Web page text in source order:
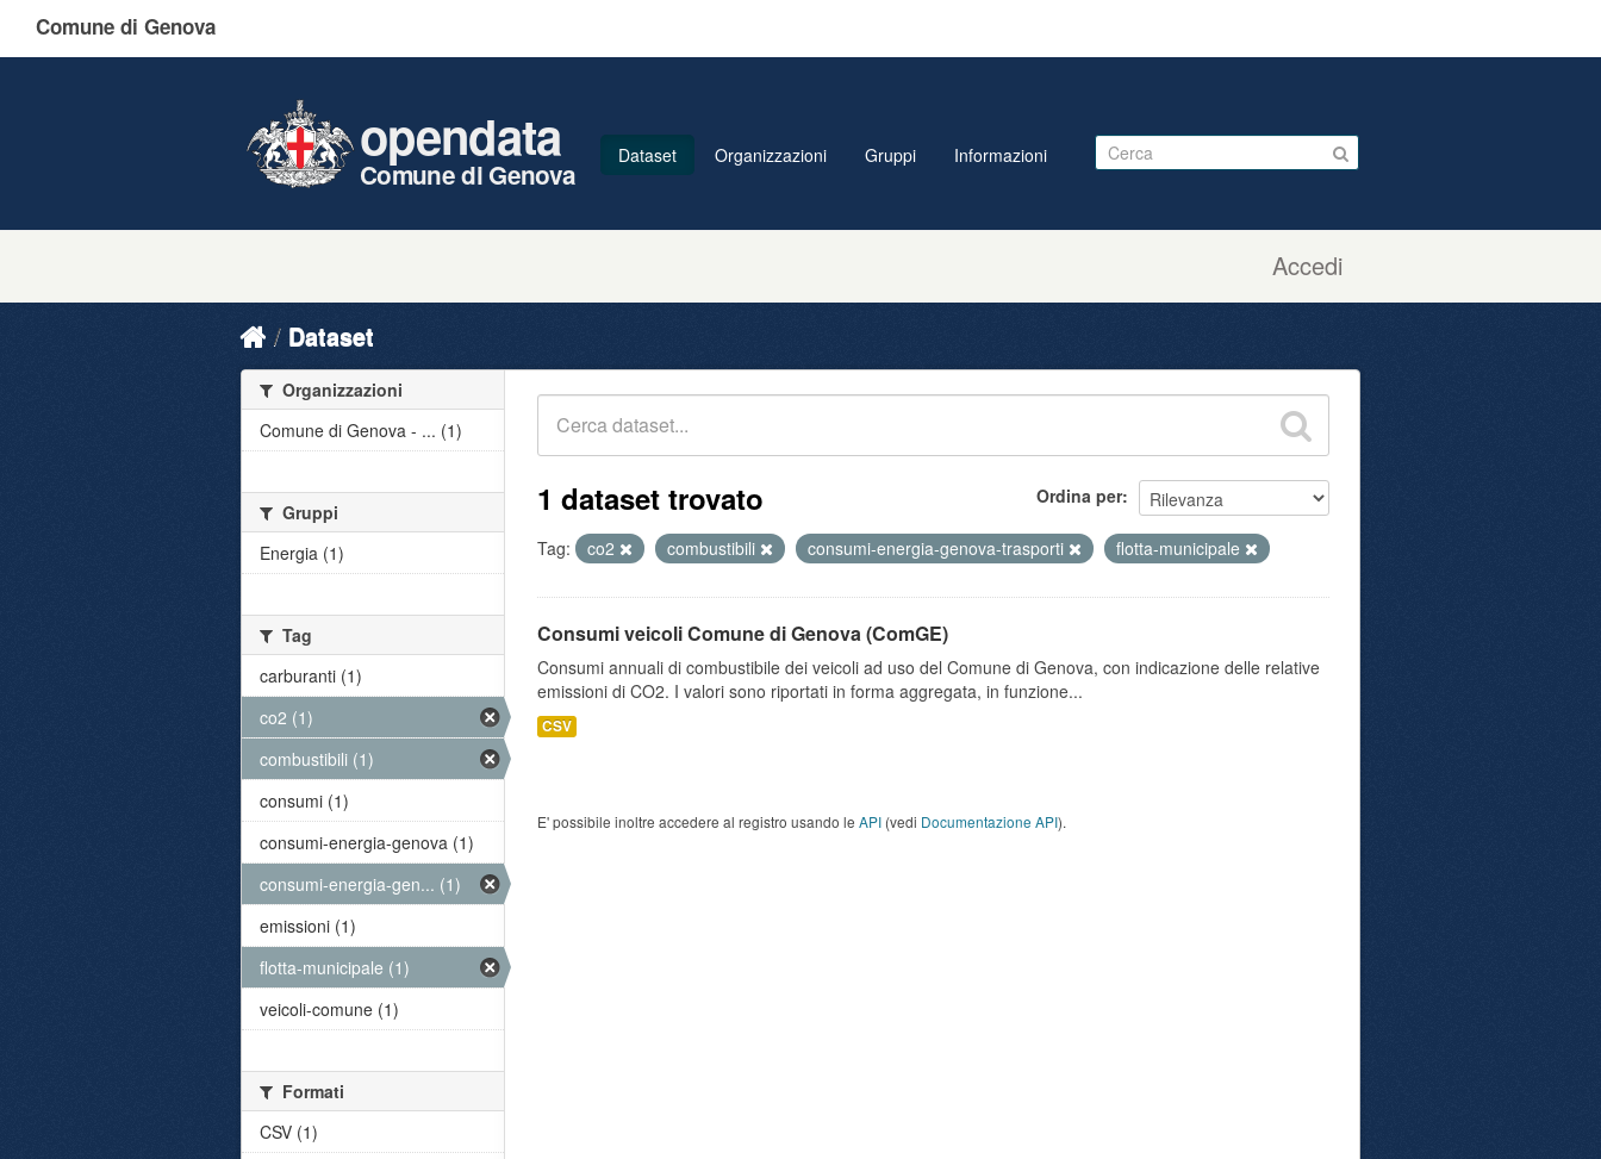
Comune di Genova
Accedi
opendata
Comune di Genova
Dataset Organizzazioni Gruppi Informazioni
Dataset
Ordina per
1 dataset trovato
Tag: co2 combustibili consumi-energia-genova-trasporti flotta-municipale
Consumi veicoli Comune di Genova (ComGE)
Consumi annuali di combustibile dei veicoli ad uso del Comune di Genova, con indicazione delle relative
emissioni di CO2. I valori sono riportati in forma aggregata, in funzione...
CSV
E' possibile inoltre accedere al registro usando le API (vedi Documentazione API).
Organizzazioni
Comune di Genova - ... (1)
Gruppi
Energia (1)
Tag
carburanti (1)
co2 (1)
combustibili (1)
consumi (1)
consumi-energia-genova (1)
consumi-energia-gen... (1)
emissioni (1)
flotta-municipale (1)
veicoli-comune (1)
Formati
CSV (1)